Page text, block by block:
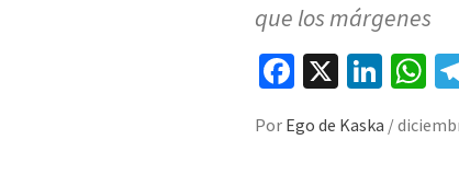
que los márgenes
Facebook
X
Por Ego de Kaska /